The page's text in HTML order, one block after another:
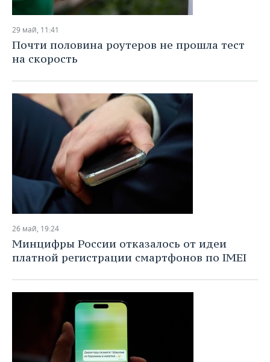
29 май, 11:41
Почти половина роутеров не прошла тест
на скорость
26 май, 19:24
Минцифры России отказалось от идеи
платной регистрации смартфонов по IMEI